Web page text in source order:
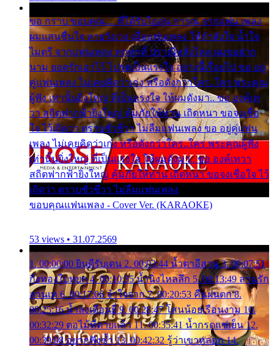
ขอ กราบ ขอบคุณ.... ที่ได้รับไออุ่น การุณ จากแฟน เพลง
ผมแสนชื่นใจ หายวังเวง เมื่อแฟนเพลง ให้กำลังใจ น้ำใจ
ไมตรี จากแฟนเพลง ทุกทุกที่ ปราณีหลั่งไหล ผมขอฝาก
นาม ยอดรักเอาไว้ โปรดเป็นแรงใจ อย่างนี้เรื่อยไป ขอ อยู่
คู่แฟนเพลง ไม่เคยคิดว่าเก่ง หรือดังกว่าใคร..ใคร พระคุณ
ผู้ฟัง เท่านั้นยิ่งใหญ่ ที่เป็นแรงใจ ให้ผมดังมา.. ขอ องค์เท
วา สถิตฟากฟ้ายิ่งใหญ่ คุ้มภัยให้ท่าน เถิดหนา ขอจงเชื่อ
ใจ ไว้เถิดว่า ตราบชั่วชีวา ไม่ลืมแฟนเพลง ขอ อยู่คู่แฟน
เพลง ไม่เคยคิดว่าเก่ง หรือดังกว่าใคร..ใคร พระคุณผู้ฟัง
เท่านั้นยิ่งใหญ่ ที่เป็นแรงใจ ให้ผมดังมา.. ขอ องค์เทวา
สถิตฟากฟ้ายิ่งใหญ่ คุ้มภัยให้ท่าน เถิดหนา ขอจงเชื่อใจ ไว้
เถิดว่า ตราบชั่วชีวา ไม่ลืมแฟนเพลง
ขอบคุณแฟนเพลง - Cover Ver. (KARAOKE)
53 views • 31.07.2569
1. 00:00:00 ยินดีรับเดน 2. 00:03:44 น้ำตาอีสาน 3. 00:07:51
กิ่งทองใบหยก 4. 00:10:35 น้ำนิ่งไหลลึก 5. 00:13:49 ลานรัก
ลานเท 6. 00:17:06 จำใจจาก 7. 00:20:53 คืนฝนตก 8.
00:25:16 น้ำลงเดือนยี่ 9. 00:28:47 โสนน้อยเรือนงาม 10.
00:32:29 ตอไม้ที่ตายแล้ว 11. 00:35:41 น้ำกรดแช่เย็น 12.
00:39:08 อยากฟังซ้ำ 13. 00:42:32 รู้ว่าเขาหลอก 14.